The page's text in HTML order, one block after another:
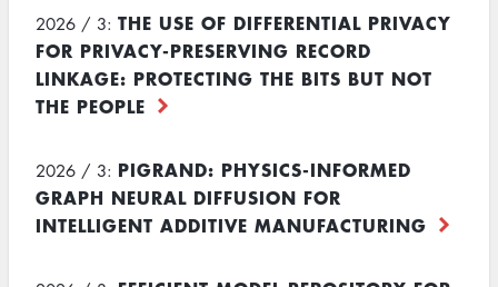
2026 / 3: THE USE OF DIFFERENTIAL PRIVACY
FOR PRIVACY-PRESERVING RECORD
LINKAGE: PROTECTING THE BITS BUT NOT
THE PEOPLE
2026 / 3: PIGRAND: PHYSICS-INFORMED
GRAPH NEURAL DIFFUSION FOR
INTELLIGENT ADDITIVE MANUFACTURING